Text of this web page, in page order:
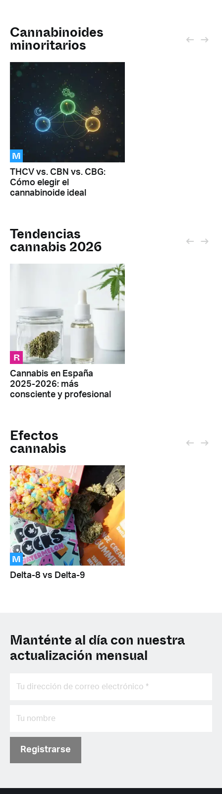
Cannabinoides
minoritarios
M
THCV vs. CBN vs. CBG:
Cómo elegir el
cannabinoide ideal
Tendencias
cannabis 2026
R
Cannabis en España
2025-2026: más
consciente y profesional
Efectos
cannabis
M
Delta-8 vs Delta-9
Manténte al día con nuestra
actualización mensual
Registrarse